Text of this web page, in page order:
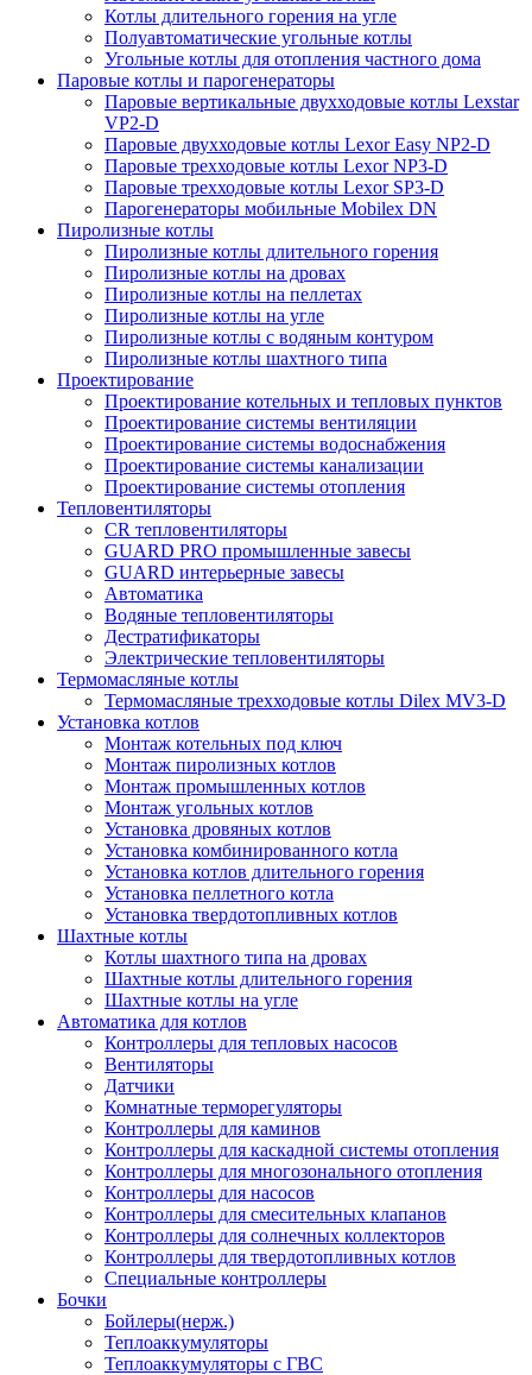
Котлы длительного горения на угле
Полуавтоматические угольные котлы
Угольные котлы для отопления частного дома
Паровые котлы и парогенераторы
Паровые вертикальные двухходовые котлы Lexstar
VP2-D
Паровые двухходовые котлы Lexor Easy NP2-D
Паровые трехходовые котлы Lexor NP3-D
Паровые трехходовые котлы Lexor SP3-D
Парогенераторы мобильные Mobilex DN
Пиролизные котлы
Пиролизные котлы длительного горения
Пиролизные котлы на дровах
Пиролизные котлы на пеллетах
Пиролизные котлы на угле
Пиролизные котлы с водяным контуром
Пиролизные котлы шахтного типа
Проектирование
Проектирование котельных и тепловых пунктов
Проектирование системы вентиляции
Проектирование системы водоснабжения
Проектирование системы канализации
Проектирование системы отопления
Тепловентиляторы
CR тепловентиляторы
GUARD PRO промышленные завесы
GUARD интерьерные завесы
Автоматика
Водяные тепловентиляторы
Дестратификаторы
Электрические тепловентиляторы
Термомасляные котлы
Термомасляные трехходовые котлы Dilex MV3-D
Установка котлов
Монтаж котельных под ключ
Монтаж пиролизных котлов
Монтаж промышленных котлов
Монтаж угольных котлов
Установка дровяных котлов
Установка комбинированного котла
Установка котлов длительного горения
Установка пеллетного котла
Установка твердотопливных котлов
Шахтные котлы
Котлы шахтного типа на дровах
Шахтные котлы длительного горения
Шахтные котлы на угле
Автоматика для котлов
Контроллеры для тепловых насосов
Вентиляторы
Датчики
Комнатные терморегуляторы
Контроллеры для каминов
Контроллеры для каскадной системы отопления
Контроллеры для многозонального отопления
Контроллеры для насосов
Контроллеры для смесительных клапанов
Контроллеры для солнечных коллекторов
Контроллеры для твердотопливных котлов
Специальные контроллеры
Бочки
Бойлеры(нерж.)
Теплоаккумуляторы
Теплоаккумуляторы с ГВС